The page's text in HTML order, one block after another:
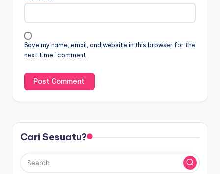
Save my name, email, and website in this browser for the
next time I comment.
Cari Sesuatu?